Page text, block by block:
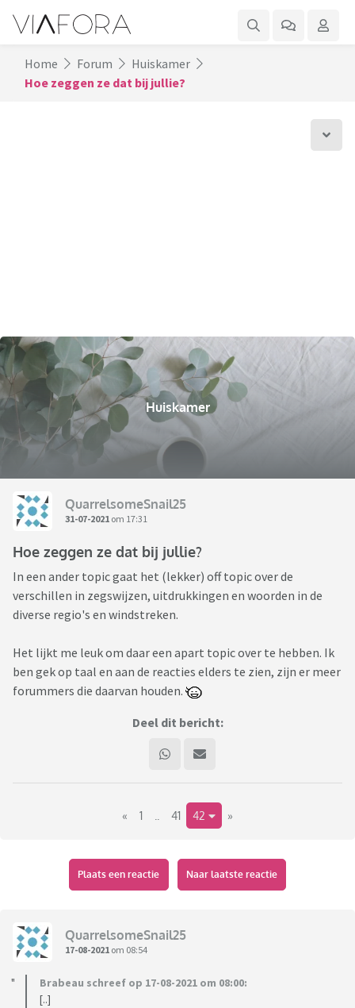
Home Forum
Huiskamer
Hoe zeggen ze dat bij jullie?
Huiskamer
QuarrelsomeSnail25
31-07-2021 om 17:31
Hoe zeggen ze dat bij jullie?
In een ander topic gaat het (lekker) off topic over de
verschillen in zegswijzen, uitdrukkingen en woorden in de
diverse regio's en windstreken.
Het lijkt me leuk om daar een apart topic over te hebben. Ik
ben gek op taal en aan de reacties elders te zien, zijn er meer
forummers die daarvan houden.
Deel dit bericht:
« 1 41 42 »
Plaats een reactie Naar laatste reactie
QuarrelsomeSnail25
17-08-2021 om 08:54
Brabeau schreef op 17-08-2021 om 08:00:
[..]